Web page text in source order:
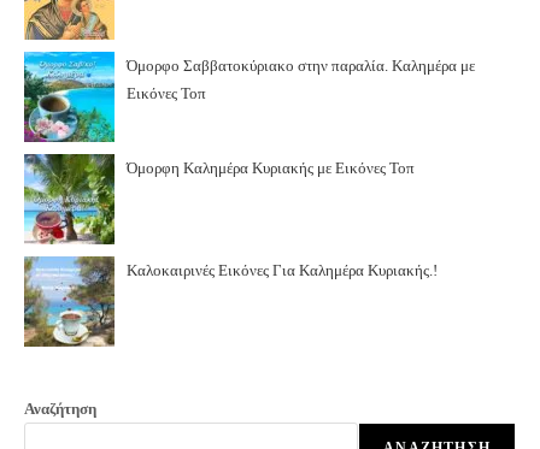
Όμορφο Σαββατοκύριακο στην παραλία. Καλημέρα με
Εικόνες Τοπ
Όμορφη Καλημέρα Κυριακής με Εικόνες Τοπ
Καλοκαιρινές Εικόνες Για Καλημέρα Κυριακής.!
Αναζήτηση